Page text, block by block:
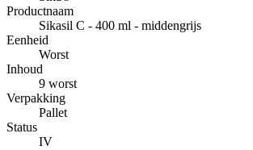
Productnaam
Sikasil C - 400 ml - middengrijs
Eenheid
Worst
Inhoud
9 worst
Verpakking
Pallet
Status
IV